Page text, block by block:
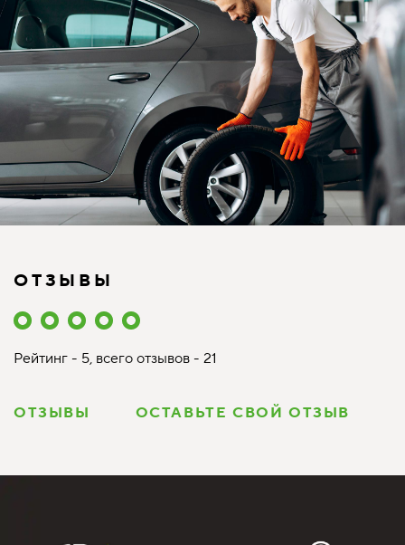
ОТЗЫВЫ
Рейтинг - 5, всего отзывов - 21
ОТЗЫВЫ ОСТАВЬТЕ СВОЙ ОТЗЫВ